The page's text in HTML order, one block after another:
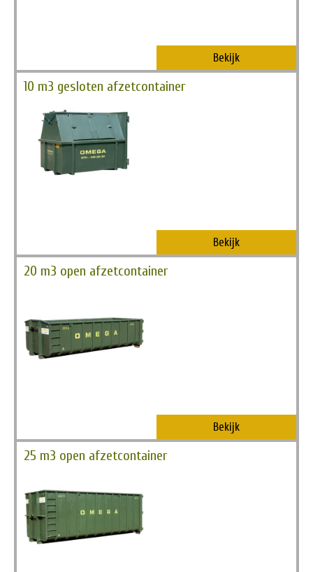
Bekijk
10 m3 gesloten afzetcontainer
Bekijk
20 m3 open afzetcontainer
Bekijk
25 m3 open afzetcontainer